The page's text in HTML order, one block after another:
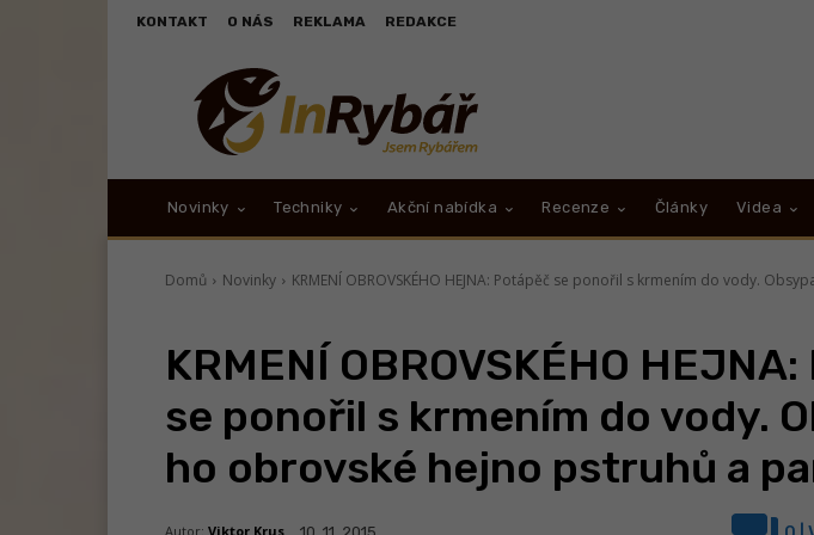
KONTAKT O NÁS REKLAMA REDAKCE
Novinky Techniky Akční nabídka Recenze Články Videa
Domů Novinky KRMENÍ OBROVSKÉHO HEJNA: Potápěč se ponořil s krmením do vody.
KRMENÍ OBROVSKÉHO
se ponořil s krmením do vody.
ho obrovské hejno pstruhů a
Autor: Viktor Krus